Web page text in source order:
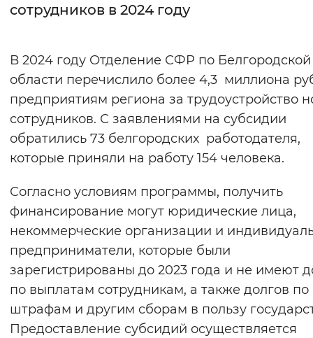
Интервал между буквами
Цвет сайта
Монохромный Инверсивный
Синий фон
Включены Выключены
Звуковой ассистент
Воспроизвести Остановить
Вернуть стандартные настройки
сотрудников в 2024 году
В 2024 году Отделение СФР по Белгородской
области перечислило более 4,3 миллиона
предприятиям региона за трудоустройство
сотрудников. С заявлениями на субсидии
обратились 73 белгородских работодателя,
которые приняли на работу 154 человека.
Согласно условиям программы, получить
финансирование могут юридические лица,
некоммерческие организации и
предприниматели, которые были
зарегистрированы до 2023 года и не имеют
по выплатам сотрудникам, а также долгов по
штрафам и другим сборам в пользу
Предоставление субсидий осуществляется